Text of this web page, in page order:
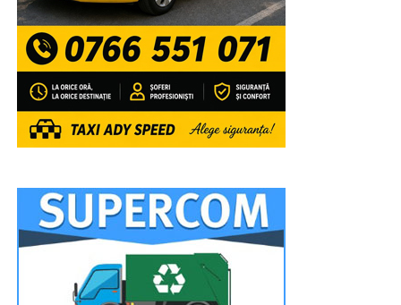
După aceea, Chiriarhul nostru va acorda „Diploma de
Excelență Sfântul Ierarh Nifon” și premii elevilor care
au obținut primele locuri la etapa națională a
Olimpiadelor și Concursurilor școlare 2025-2026,
care au obținut media generală 10 la Examenul de
Bacalaureat, precum și unor tineri campioni la diferite